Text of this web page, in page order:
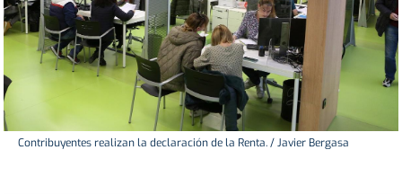
Contribuyentes realizan la declaración de la Renta. / Javier Bergasa